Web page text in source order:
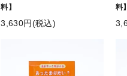
料】
3,630円(税込)
料】